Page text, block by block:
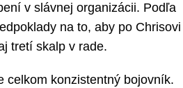
v slávnej organizácii. Podľa
na to, aby po Chrisovi
tretí skalp v rade.
celkom konzistentný bojovník.